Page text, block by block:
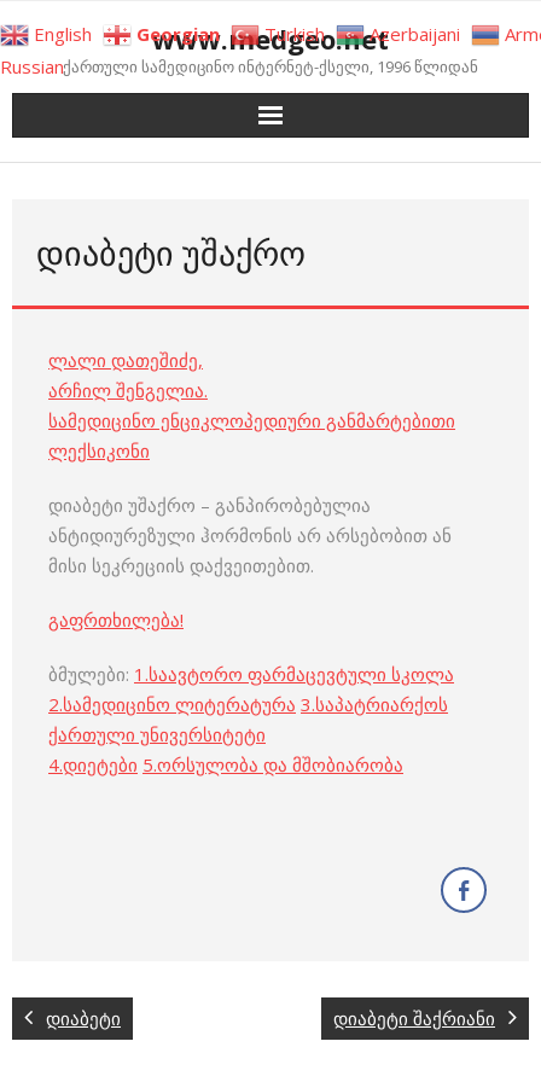
to
content
www.medgeo.net
ქართული სამედიცინო ინტერნეტ-ქსელი, 1996 წლიდან
ᲓᲘᲐᲑᲔᲢᲘ ᲣᲨᲐᲥᲠᲝ
ლალი დათეშიძე,
არჩილ შენგელია.
სამედიცინო ენციკლოპედიური განმარტებითი
ლექსიკონი
დიაბეტი უშაქრო – განპირობებულია
ანტიდიურეზული ჰორმონის არ არსებობით ან
მისი სეკრეციის დაქვეითებით.
გაფრთხილება!
ბმულები: 1.საავტორო ფარმაცევტული სკოლა
2.სამედიცინო ლიტერატურა 3.საპატრიარქოს
ქართული უნივერსიტეტი
4.დიეტები 5.ორსულობა და მშობიარობა
დიაბეტი დიაბეტი შაქრიანი
English Georgian Turkish Azerbaijani
Russian